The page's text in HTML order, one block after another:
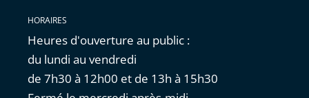
HORAIRES
Heures d'ouverture au public :
du lundi au vendredi
de 7h30 à 12h00 et de 13h à 15h30